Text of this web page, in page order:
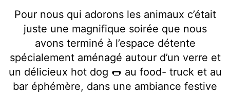
Pour nous qui adorons les animaux c’était
juste une magnifique soirée que nous
avons terminé à l’espace détente
spécialement aménagé autour d’un verre et
un délicieux hot dog 🌭 au food- truck et au
bar éphémère, dans une ambiance festive